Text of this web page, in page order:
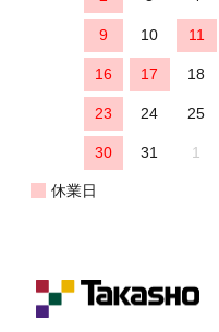
9 10 11
16 17 18
23 24 25
30 31 1
休業日